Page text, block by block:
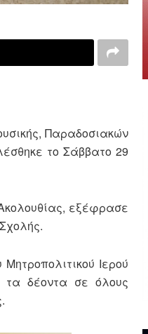
Παραδοσιακών
το Σάββατο 29
εξέφρασε
Ιερού
τα δέοντα σε όλους